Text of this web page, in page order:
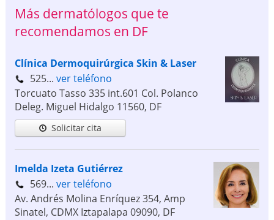
Más dermatólogos que te
recomendamos en DF
Clínica Dermoquirúrgica Skin & Laser
525... ver teléfono
Torcuato Tasso 335 int.601 Col. Polanco
Deleg. Miguel Hidalgo 11560, DF
Solicitar cita
Imelda Izeta Gutiérrez
569... ver teléfono
Av. Andrés Molina Enríquez 354, Amp
Sinatel, CDMX Iztapalapa 09090, DF